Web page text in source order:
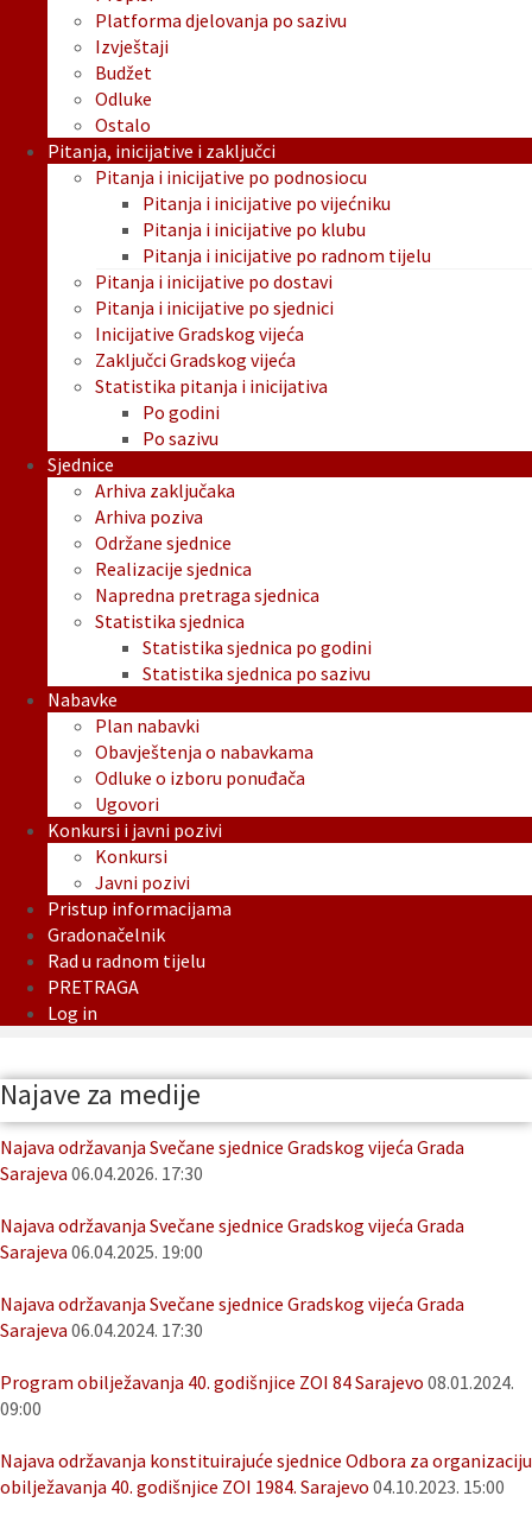
Platforma djelovanja po sazivu
Izvještaji
Budžet
Odluke
Ostalo
Pitanja, inicijative i zaključci
Pitanja i inicijative po podnosiocu
Pitanja i inicijative po vijećniku
Pitanja i inicijative po klubu
Pitanja i inicijative po radnom tijelu
Pitanja i inicijative po dostavi
Pitanja i inicijative po sjednici
Inicijative Gradskog vijeća
Zaključci Gradskog vijeća
Statistika pitanja i inicijativa
Po godini
Po sazivu
Sjednice
Arhiva zaključaka
Arhiva poziva
Održane sjednice
Realizacije sjednica
Napredna pretraga sjednica
Statistika sjednica
Statistika sjednica po godini
Statistika sjednica po sazivu
Nabavke
Plan nabavki
Obavještenja o nabavkama
Odluke o izboru ponuđača
Ugovori
Konkursi i javni pozivi
Konkursi
Javni pozivi
Pristup informacijama
Gradonačelnik
Rad u radnom tijelu
PRETRAGA
Log in
Najave za medije
Najava održavanja Svečane sjednice Gradskog vijeća Grada
Sarajeva 06.04.2026. 17:30
Najava održavanja Svečane sjednice Gradskog vijeća Grada
Sarajeva 06.04.2025. 19:00
Najava održavanja Svečane sjednice Gradskog vijeća Grada
Sarajeva 06.04.2024. 17:30
Program obilježavanja 40. godišnjice ZOI 84 Sarajevo 08.01.2024.
09:00
Najava održavanja konstituirajuće sjednice Odbora za organizaciju
obilježavanja 40. godišnjice ZOI 1984. Sarajevo 04.10.2023. 15:00